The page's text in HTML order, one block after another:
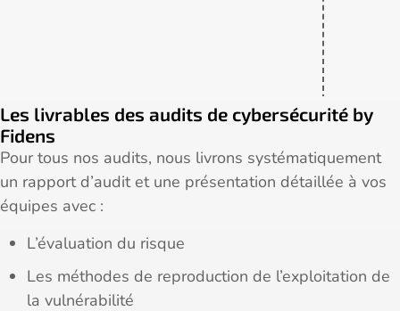
Les livrables des audits de cybersécurité by
Fidens
Pour tous nos audits, nous livrons systématiquement
un rapport d’audit et une présentation détaillée à vos
équipes avec :
L’évaluation du risque
Les méthodes de reproduction de l’exploitation de
la vulnérabilité